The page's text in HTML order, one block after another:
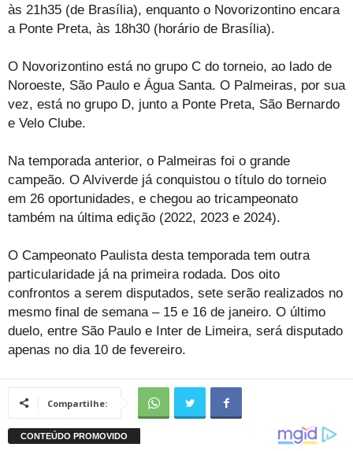
às 21h35 (de Brasília), enquanto o Novorizontino encara
a Ponte Preta, às 18h30 (horário de Brasília).
O Novorizontino está no grupo C do torneio, ao lado de
Noroeste, São Paulo e Água Santa. O Palmeiras, por sua
vez, está no grupo D, junto a Ponte Preta, São Bernardo
e Velo Clube.
Na temporada anterior, o Palmeiras foi o grande
campeão. O Alviverde já conquistou o título do torneio
em 26 oportunidades, e chegou ao tricampeonato
também na última edição (2022, 2023 e 2024).
O Campeonato Paulista desta temporada tem outra
particularidade já na primeira rodada. Dos oito
confrontos a serem disputados, sete serão realizados no
mesmo final de semana – 15 e 16 de janeiro. O último
duelo, entre São Paulo e Inter de Limeira, será disputado
apenas no dia 10 de fevereiro.
Compartilhe: